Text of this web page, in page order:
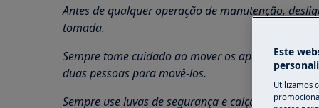
Antes de qualquer operação de manutenção,
tomada.
Sempre tome cuidado ao mover os aparelhos,
duas pessoas para movê-los.
Sempre use luvas de segurança e calçados
Este
Utilizamos